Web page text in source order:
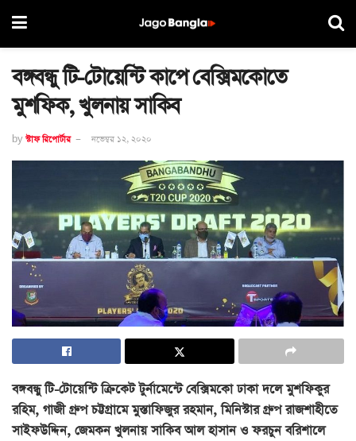
বঙ্গবন্ধু টি-টোয়েন্টি কাপে বেক্সিমকোতে
মুশফিক, খুলনায় সাকিব
by স্টাফ রিপোর্টার নভেম্বর ১২, ২০২০
বঙ্গবন্ধু টি-টোয়েন্টি ক্রিকেট টুর্নামেন্টে বেক্সিমকো ঢাকা দলে মুশফিকুর
রহিম, গাজী গ্রুপ চট্টগ্রামে মুস্তাফিজুর রহমান, মিনিস্টার গ্রুপ রাজশাহীতে
সাইফউদ্দিন, জেমকন খুলনায় সাকিব আল হাসান ও ফরচুন বরিশালে